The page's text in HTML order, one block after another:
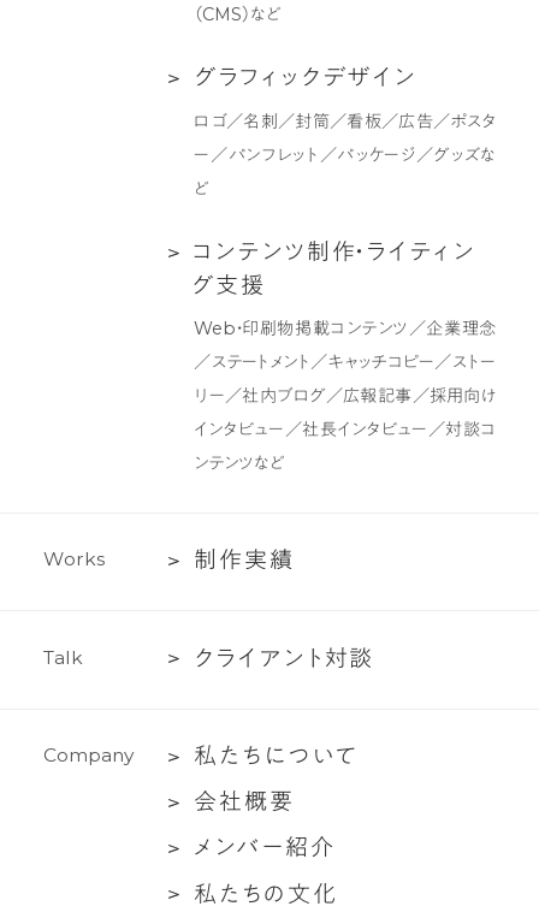
支
作
（CMS）など
グ
ク
グラフ ィ ッ ク デザイ ン
ロゴ／名刺／封筒／看板／広告／ポスタ
ー／パンフレット／パッケージ／グッズな
ど
コ
作・
テ
グ
コ ン テ ン ツ制 作・ ラ イ ティ ン
グ支援
Web・印刷物掲載コンテンツ／企業理念
／ステートメント／キャッチコピー／ストー
リー／社内ブログ／広報記事／採用向け
インタビュー／社長インタビュー／対談コ
ンテンツなど
Works
制
績
制 作実績
Talk
ク
ア
対
談
ク ラ イ ア ン ト 対談
Company
私
に
つ
私 た ち に つ いて
会
要
会社概要
メ メ ンバ ー紹介
私 私 た ちの 文化